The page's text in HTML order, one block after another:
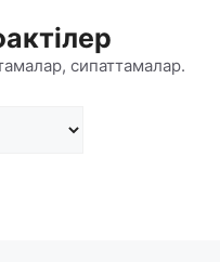
сипаттамалар.